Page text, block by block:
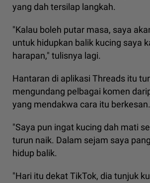
yang dah tersilap langkah.
"Kalau boleh putar masa, saya
untuk hidupkan balik kucing saya
harapan," tulisnya lagi.
Hantaran di aplikasi Threads itu
mengundang pelbagai komen
yang mendakwa cara itu berkesan.
"Saya pun ingat kucing dah mati
turun naik. Dalam sejam saya
hidup balik.
"Hari itu dekat TikTok, dia tunjuk